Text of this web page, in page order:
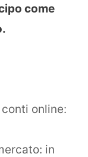
come
online:
in